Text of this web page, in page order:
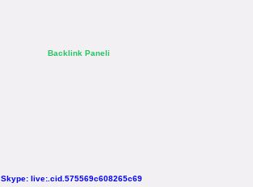
Skype: live:.cid.575569c608265c69